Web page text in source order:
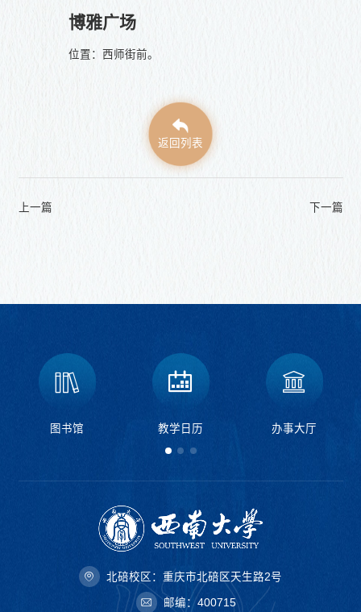
博雅广场
位置：西师街前。
返回列表
上一篇 下一篇
图书馆 教学日历 办事大厅
北碚校区：重庆市北碚区天生路2号
邮编：400715